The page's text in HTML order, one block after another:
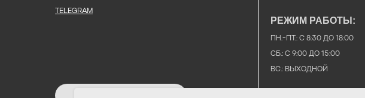
TELEGRAM
ВС.: ВЫХОДНОЙ
СБ.: С 9:00 ДО 15:00
ПН.-ПТ.: С 8:30 ДО 18:00
РЕЖИМ РАБОТЫ: